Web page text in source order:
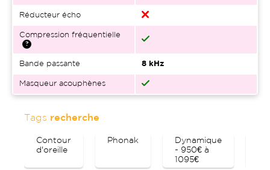
Réducteur écho
Compression fréquentielle
Bande passante 8 kHz
Masqueur acouphènes
Tags recherche
Contour
d'oreille
Phonak
Dynamique
- 950€ à
1095€